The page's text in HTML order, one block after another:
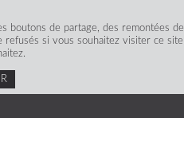
de partage, des remontées
si vous souhaitez visiter ce